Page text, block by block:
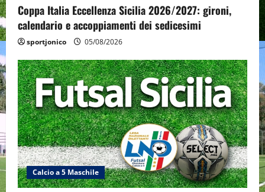
Coppa Italia Eccellenza Sicilia 2026/2027: gironi,
calendario e accoppiamenti dei sedicesimi
sportjonico 05/08/2026
Calcio a 5 Maschile